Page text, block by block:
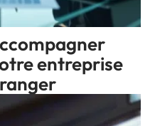
entreprise